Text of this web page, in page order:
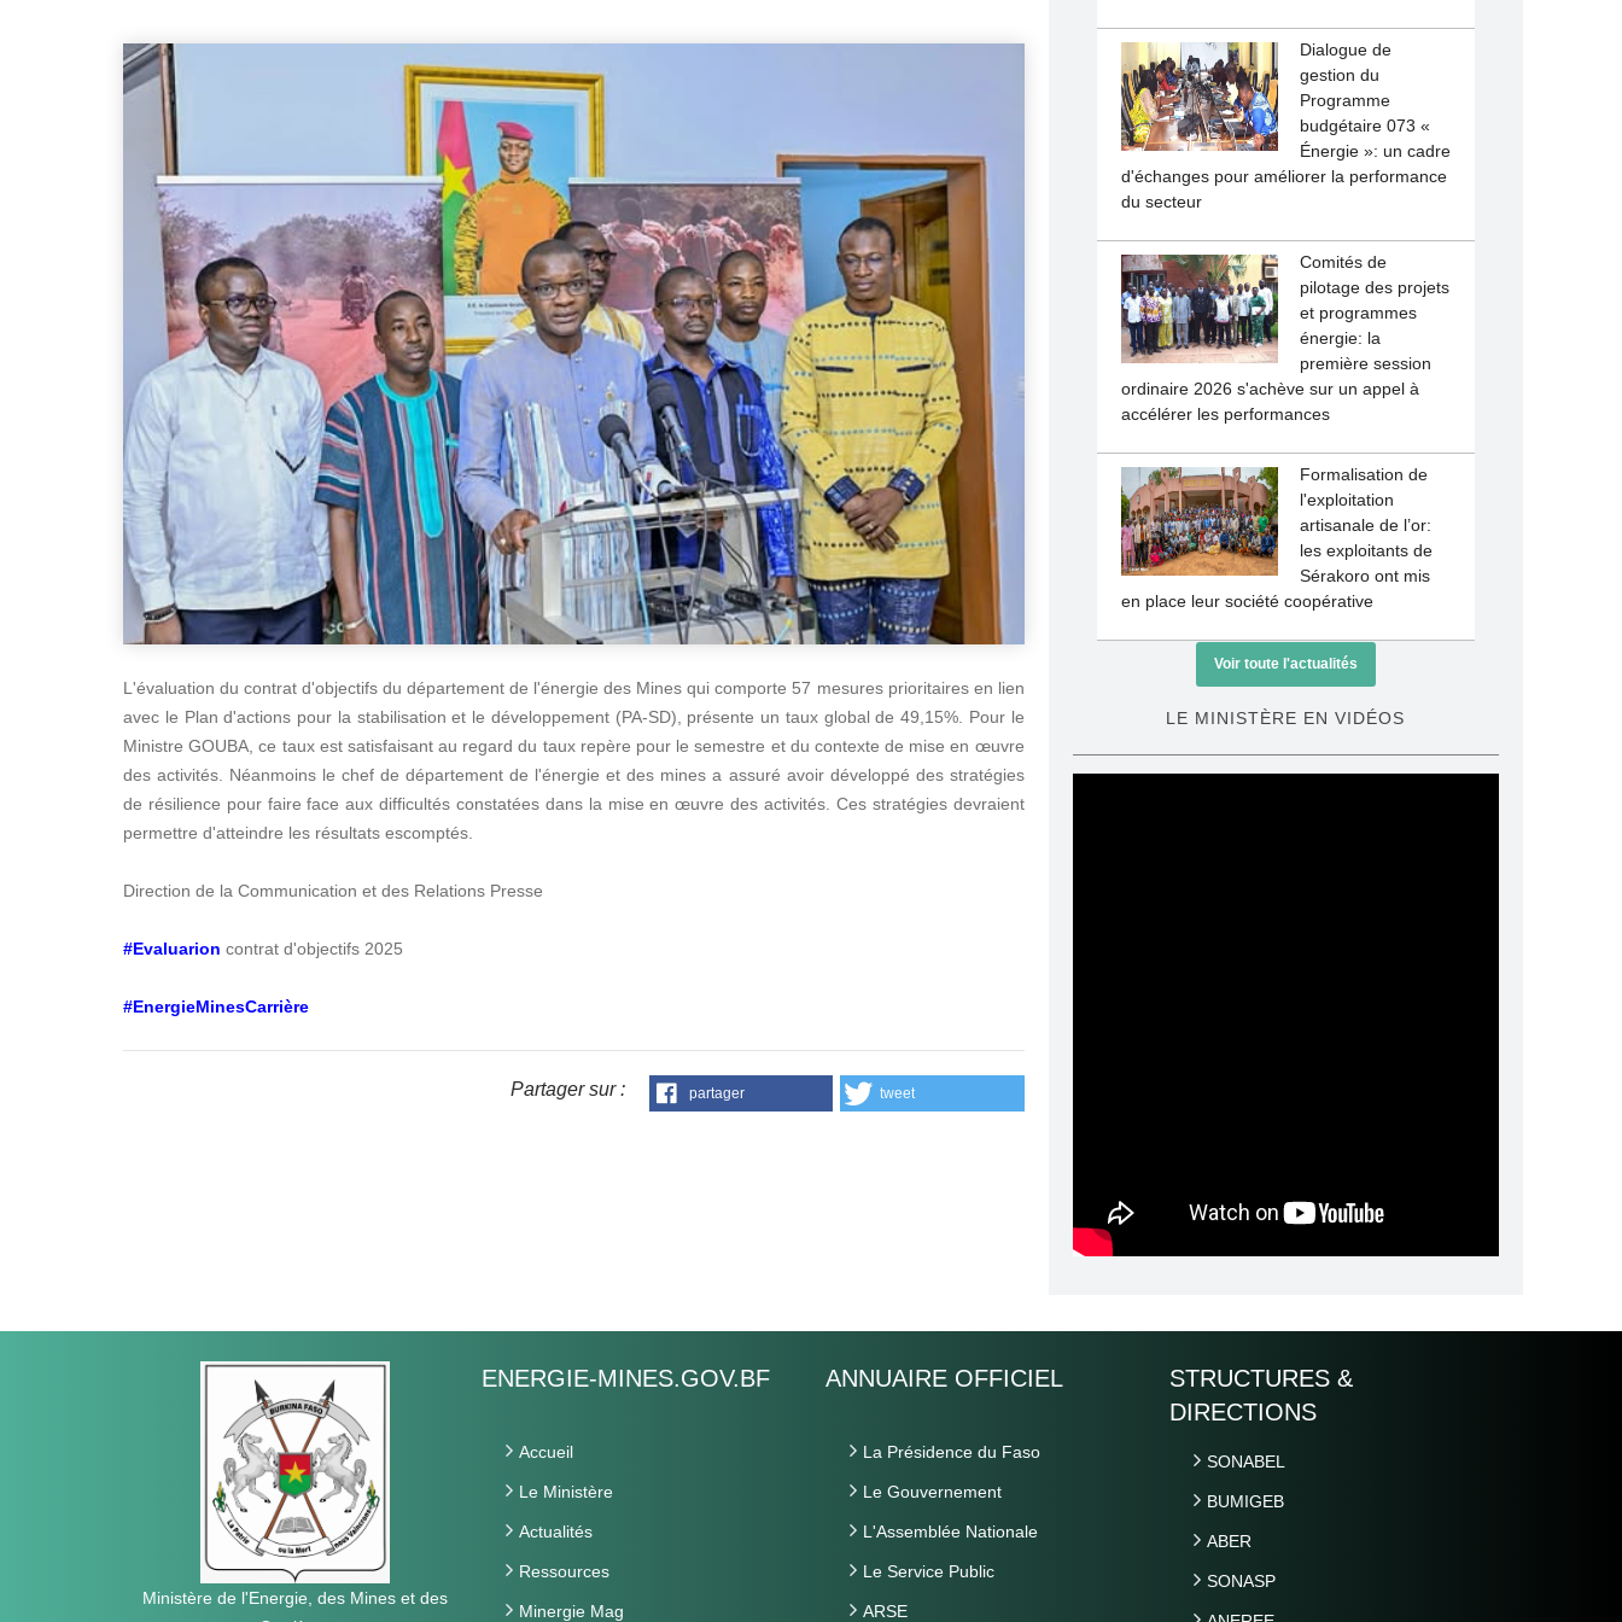
L'évaluation du contrat d'objectifs du département de l'énergie des Mines qui comporte 57 mesures prioritaires en lien
avec le Plan d'actions pour la stabilisation et le développement (PA-SD), présente un taux global de 49,15%. Pour le
Ministre GOUBA, ce taux est satisfaisant au regard du taux repère pour le semestre et du contexte de mise en œuvre
des activités. Néanmoins le chef de département de l'énergie et des mines a assuré avoir développé des stratégies
de résilience pour faire face aux difficultés constatées dans la mise en œuvre des activités. Ces stratégies devraient
permettre d'atteindre les résultats escomptés.
Direction de la Communication et des Relations Presse
#Evaluarion contrat d'objectifs 2025
#EnergieMinesCarrière
Partager sur : partager tweet
Dialogue de
gestion du
Programme
budgétaire 073 «
Énergie »: un cadre
d'échanges pour améliorer la performance
du secteur
Comités de
pilotage des projets
et programmes
énergie: la
première session
ordinaire 2026 s'achève sur un appel à
accélérer les performances
Formalisation de
l'exploitation
artisanale de l’or:
les exploitants de
Sérakoro ont mis
en place leur société coopérative
Voir toute l'actualités
LE MINISTÈRE EN VIDÉOS
Ministère de l'Energie, des Mines et des
ENERGIE-MINES.GOV.BF
Accueil
Le Ministère
Actualités
Ressources
Minergie Mag
ANNUAIRE OFFICIEL
La Présidence du Faso
Le Gouvernement
L'Assemblée Nationale
Le Service Public
ARSE
STRUCTURES &
DIRECTIONS
SONABEL
BUMIGEB
ABER
SONASP